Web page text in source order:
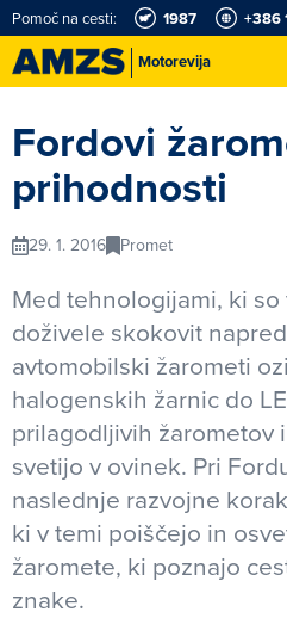
Motorevija
Pomoč na cesti: 1987 +386
Fordovi
prihodnosti
29. 1. 2016 Promet
Med tehnologijami, ki so
doživele skokovit
avtomobilski žarometi
halogenskih žarnic do
prilagodljivih žarometov
svetijo v ovinek. Pri
naslednje razvojne
ki v temi poiščejo in
žaromete, ki poznajo
znake.